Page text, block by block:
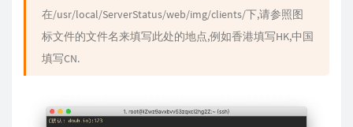
在/usr/local/ServerStatus/web/img/clients/下,请参照图
标文件的文件名来填写此处的地点,例如香港填写HK,中国
填写CN.